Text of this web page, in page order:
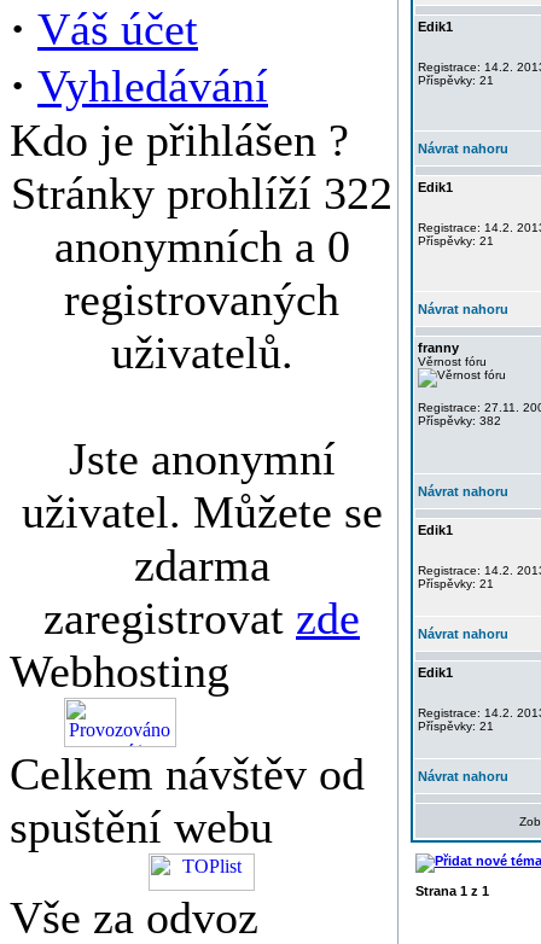
· Váš účet
· Vyhledávání
Kdo je přihlášen ?
Stránky prohlíží 322
anonymních a 0
registrovaných
uživatelů.
Jste anonymní
uživatel. Můžete se
zdarma
zaregistrovat zde
Webhosting
Celkem návštěv od
spuštění webu
Vše za odvoz
Edik1
Registrace: 14.2.
Příspěvky: 21
Návrat nahoru
Edik1
Registrace: 14.2.
Příspěvky: 21
Návrat nahoru
franny
Věrnost fóru
Registrace: 27.11.
Příspěvky: 382
Návrat nahoru
Edik1
Registrace: 14.2.
Příspěvky: 21
Návrat nahoru
Edik1
Registrace: 14.2.
Příspěvky: 21
Návrat nahoru
Strana 1 z 1